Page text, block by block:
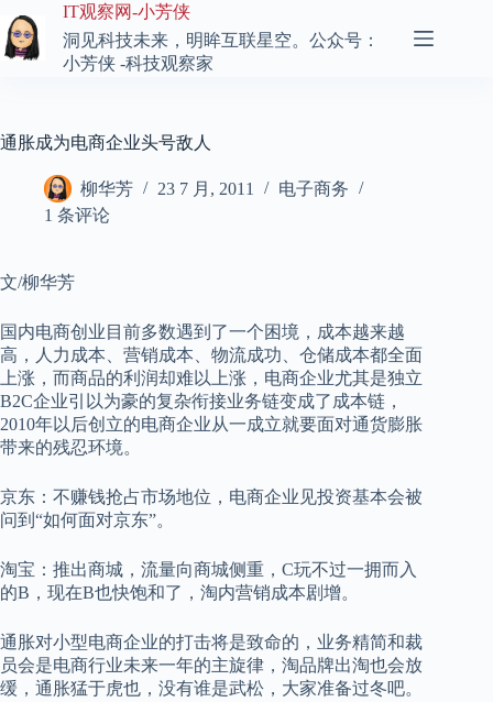
至
内
IT观察网-小芳侠
洞见科技未来，明眸互联星空。公众号：
小芳侠 -科技观察家
通胀成为电商企业头号敌人
柳华芳 23 7 月, 2011
电子商务
1 条评论
文/柳华芳
国内电商创业目前多数遇到了一个困境，成本越来越
高，人力成本、营销成本、物流成功、仓储成本都全面
上涨，而商品的利润却难以上涨，电商企业尤其是独立
B2C企业引以为豪的复杂衔接业务链变成了成本链，
2010年以后创立的电商企业从一成立就要面对通货膨胀
带来的残忍环境。
京东：不赚钱抢占市场地位，电商企业见投资基本会被
问到“如何面对京东”。
淘宝：推出商城，流量向商城侧重，C玩不过一拥而入
的B，现在B也快饱和了，淘内营销成本剧增。
通胀对小型电商企业的打击将是致命的，业务精简和裁
员会是电商行业未来一年的主旋律，淘品牌出淘也会放
缓，通胀猛于虎也，没有谁是武松，大家准备过冬吧。